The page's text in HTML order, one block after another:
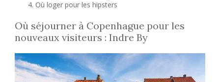
Où loger pour les hipsters
Où séjourner à Copenhague pour les
nouveaux visiteurs : Indre By